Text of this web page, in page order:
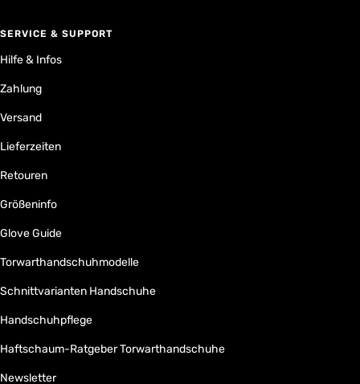
SERVICE & SUPPORT
Hilfe & Infos
Zahlung
Versand
Lieferzeiten
Retouren
Größeninfo
Glove Guide
Torwarthandschuhmodelle
Schnittvarianten Handschuhe
Handschuhpflege
Haftschaum-Ratgeber Torwarthandschuhe
Newsletter